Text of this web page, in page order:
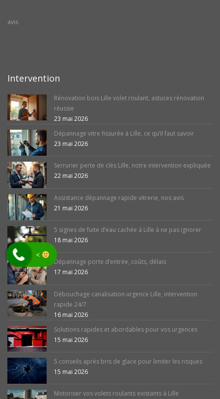
avis
Intervention
Rénovation bois Lille volet roulant, astuces rénovation
réussie
23 mai 2026
Dépannage vitre fissurée à Lille, ce qu’il faut savoir
23 mai 2026
Serrurier perte de clés Lille, notre intervention expliquée
22 mai 2026
Assistance dépannage rapide vitrerie, nos avis
21 mai 2026
5 signes de fuite d’eau cachée à Lille à ne pas ignorer
18 mai 2026
Dépannage porte d’entrée, coûts, délais
17 mai 2026
Débouchage canalisation urgence Lille, intervention
rapide 24/7
16 mai 2026
Solutions rapides et abordables pour vos urgences
15 mai 2026
5 conseils après bris de glace pour limiter les risques
15 mai 2026
Motoriser vos volets roulants existants à Lille
<